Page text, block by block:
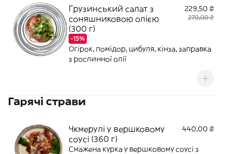
Грузинський салат з
соняшниковою олією
(300 г)
-15%
229,50 ₴
270,00 ₴
Огірок, помідор, цибуля, кінза, заправка
з рослинної олії
Гарячі страви
Чкмерулі у вершковому
соусі (360 г)
440,00 ₴
Cмажена курка у вершковому соусі з